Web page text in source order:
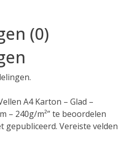
(0)
A4 Karton – Glad –
– 240g/m²” te beoordelen
gepubliceerd. Vereiste velden